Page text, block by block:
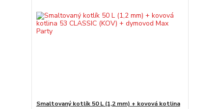
Smaltovaný kotlík 50 L (1,2 mm) + kovová kotlina